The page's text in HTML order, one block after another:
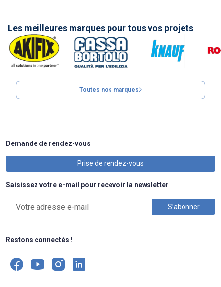
Les meilleures marques pour tous vos projets
Toutes nos marques
Demande de rendez-vous
Prise de rendez-vous
Saisissez votre e-mail pour recevoir la newsletter
Restons connectés !